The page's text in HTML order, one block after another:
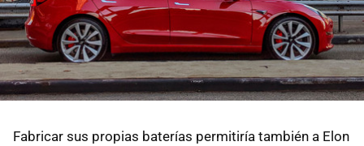
Fabricar sus propias baterías permitiría también a Elon